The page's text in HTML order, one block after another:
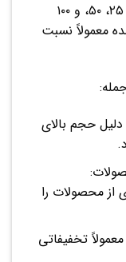
برنج عمده معمولاً در بسته‌بندی‌های ۱۰، ۲۵، ۵۰، و ۱۰۰
معمولاً نسبت
حجم بالای
از محصولات را
تخفیفاتی